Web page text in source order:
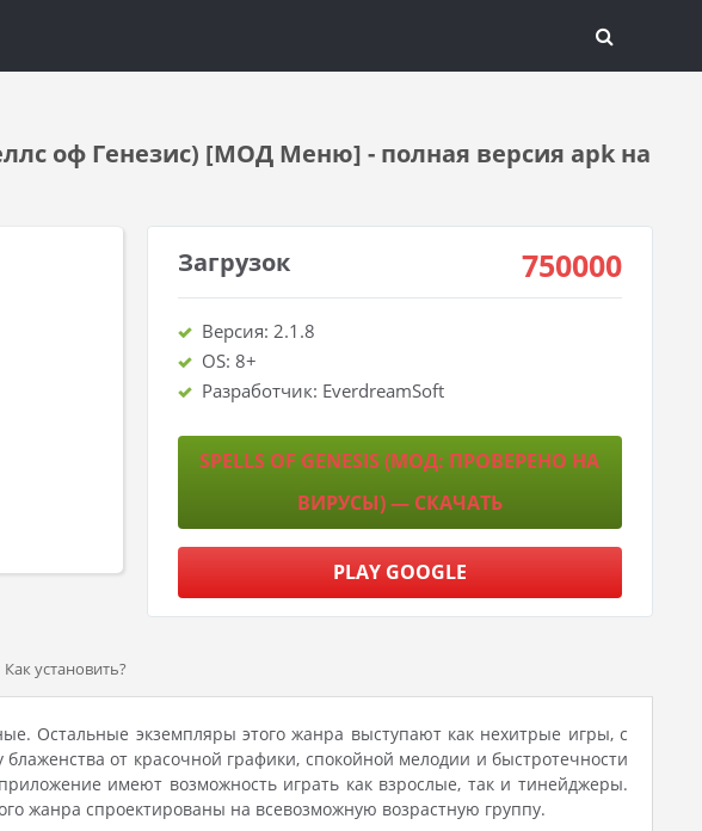
оф Генезис) [МОД Меню] - полная версия apk на
Загрузок 750000
Версия: 2.1.8
OS: 8+
Разработчик: EverdreamSoft
SPELLS OF GENESIS (МОД: ПРОВЕРЕНО НА
ВИРУСЫ) — СКАЧАТЬ
PLAY GOOGLE
Как установить?
Остальные экземпляры этого жанра выступают как нехитрые игры, с
от красочной графики, спокойной мелодии и быстротечности
имеют возможность играть как взрослые, так и тинейджеры.
жанра спроектированы на всевозможную возрастную группу.